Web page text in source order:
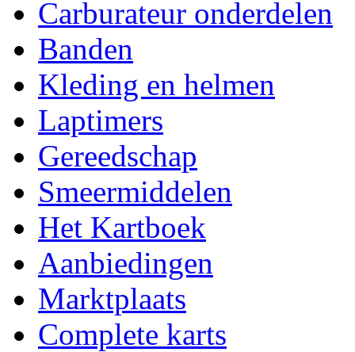
Carburateur onderdelen
Banden
Kleding en helmen
Laptimers
Gereedschap
Smeermiddelen
Het Kartboek
Aanbiedingen
Marktplaats
Complete karts